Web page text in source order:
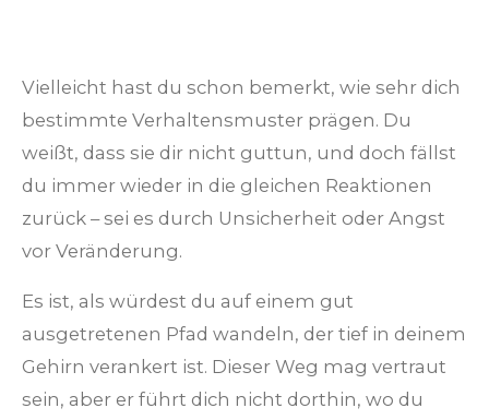
Vielleicht hast du schon bemerkt, wie sehr dich
bestimmte Verhaltensmuster prägen. Du
weißt, dass sie dir nicht guttun, und doch fällst
du immer wieder in die gleichen Reaktionen
zurück – sei es durch Unsicherheit oder Angst
vor Veränderung.
Es ist, als würdest du auf einem gut
ausgetretenen Pfad wandeln, der tief in deinem
Gehirn verankert ist. Dieser Weg mag vertraut
sein, aber er führt dich nicht dorthin, wo du